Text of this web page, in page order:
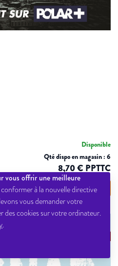
vous offrir une meilleure
à la nouvelle directive
vous demander votre
des cookies sur votre ordinateur.
.
Disponible
Qté dispo en magasin : 6
8,70 € PPTTC
DÉTAIL